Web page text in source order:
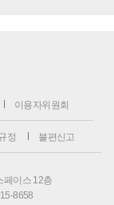
이용자위원회
정 불편신고
페이스 12층
8658